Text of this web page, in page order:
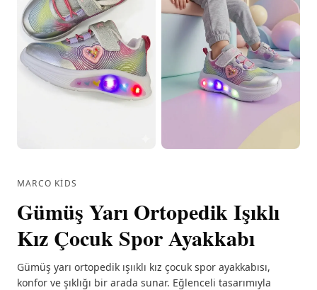
MARCO KIDS
Gümüş Yarı Ortopedik Işıklı
Kız Çocuk Spor Ayakkabı
Gümüş yarı ortopedik ışııklı kız çocuk spor ayakkabısı,
konfor ve şıklığı bir arada sunar. Eğlenceli tasarımıyla